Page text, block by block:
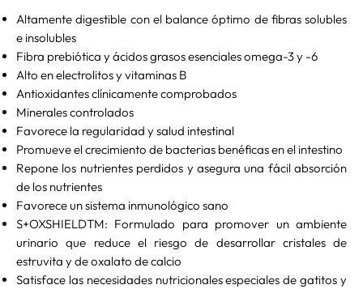
Altamente digestible con el balance óptimo de fibras solubles
e insolubles
Fibra prebiótica y ácidos grasos esenciales omega-3 y -6
Alto en electrolitos y vitaminas B
Antioxidantes clínicamente comprobados
Minerales controlados
Favorece la regularidad y salud intestinal
Promueve el crecimiento de bacterias benéficas en el intestino
Repone los nutrientes perdidos y asegura una fácil absorción
de los nutrientes
Favorece un sistema inmunológico sano
S+OXSHIELDTM: Formulado para promover un ambiente
urinario que reduce el riesgo de desarrollar cristales de
estruvita y de oxalato de calcio
Satisface las necesidades nutricionales especiales de gatitos y